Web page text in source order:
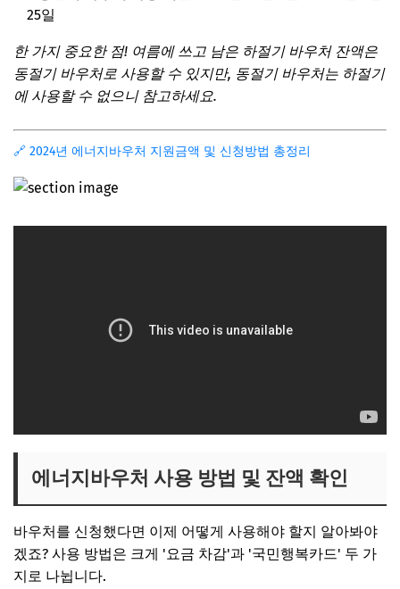
25일
한 가지 중요한 점! 여름에 쓰고 남은 하절기 바우처 잔액은
동절기 바우처로 사용할 수 있지만, 동절기 바우처는 하절기
에 사용할 수 없으니 참고하세요.
🔗 2024년 에너지바우처 지원금액 및 신청방법 총정리
에너지바우처 사용 방법 및 잔액 확인
바우처를 신청했다면 이제 어떻게 사용해야 할지 알아봐야
겠죠? 사용 방법은 크게 '요금 차감'과 '국민행복카드' 두 가
지로 나뉩니다.